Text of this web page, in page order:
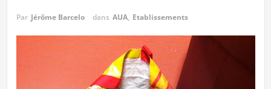
Par Jérôme Barcelo dans AUA, Etablissements